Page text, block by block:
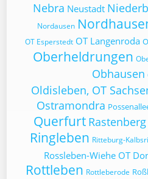
Nebra Neustadt
Nordausen
OT Esperstedt OT Langenroda
Oberheldrungen
Obhausen
Oldisleben, OT
Ostramondra
Querfurt Rastenberg
Ringleben Ritteburg-
Rossleben-Wiehe OT
Rottleben Rottleberode